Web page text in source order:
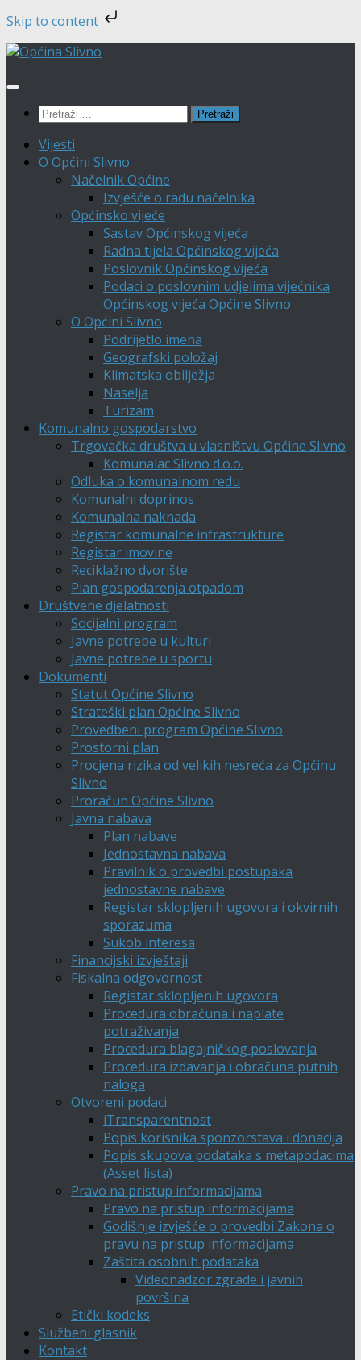
Skip to content
Skip
content
Pretraži:
Vijesti
O Općini Slivno
Načelnik Općine
Izvješće o radu načelnika
Općinsko vijeće
Sastav Općinskog vijeća
Radna tijela Općinskog vijeća
Poslovnik Općinskog vijeća
Podaci o poslovnim udjelima vijećnika
Općinskog vijeća Općine Slivno
O Općini Slivno
Podrijetlo imena
Geografski položaj
Klimatska obilježja
Naselja
Turizam
Komunalno gospodarstvo
Trgovačka društva u vlasništvu Općine Slivno
Komunalac Slivno d.o.o.
Odluka o komunalnom redu
Komunalni doprinos
Komunalna naknada
Registar komunalne infrastrukture
Registar imovine
Reciklažno dvorište
Plan gospodarenja otpadom
Društvene djelatnosti
Socijalni program
Javne potrebe u kulturi
Javne potrebe u sportu
Dokumenti
Statut Općine Slivno
Strateški plan Općine Slivno
Provedbeni program Općine Slivno
Prostorni plan
Procjena rizika od velikih nesreća za Općinu
Slivno
Proračun Općine Slivno
Javna nabava
Plan nabave
Jednostavna nabava
Pravilnik o provedbi postupaka
jednostavne nabave
Registar sklopljenih ugovora i okvirnih
sporazuma
Sukob interesa
Financijski izvještaji
Fiskalna odgovornost
Registar sklopljenih ugovora
Procedura obračuna i naplate
potraživanja
Procedura blagajničkog poslovanja
Procedura izdavanja i obračuna putnih
naloga
Otvoreni podaci
iTransparentnost
Popis korisnika sponzorstava i donacija
Popis skupova podataka s metapodacima
(Asset lista)
Pravo na pristup informacijama
Pravo na pristup informacijama
Godišnje izvješće o provedbi Zakona o
pravu na pristup informacijama
Zaštita osobnih podataka
Videonadzor zgrade i javnih
površina
Etički kodeks
Službeni glasnik
Kontakt